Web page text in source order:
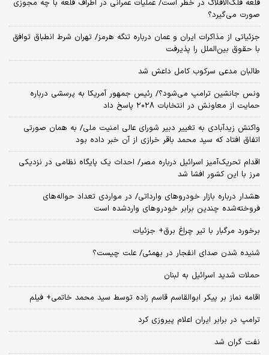
قلعه فلک‌الافلاک در خطر است/ عملیات عمرانی در اطراف قلعه با چه مجوزی
صورت می‌گیرد؟
جزئیاتی از مذاکرات ایران و عمان درباره تنگه هرمز/ تهران شرط انطباق توافق
با حقوق بین‌الملل را پذیرفت
طالبان مدعی سرکوب کامل داعش شد
ونس جانشین ترامپ می‌شود؟/ رئیس جمهور آمریکا به پرسشی درباره
حمایت از معاونش در انتخابات ۲۰۲۸ پاسخ داد
واکنش زیدآبادی به تغییر دبیر شورای عالی امنیت ملی/ به همان صورتی
اتفاق افتاد که سید محمد باقر خرازی از آن خبر داده بود
اقدام تحریک‌آمیز اسرائیل درباره مصر/ احداث یک پایگاه نظامی در نزدیکی
مرز با این کشور افشا شد
هشدار درباره بازار خودروهای وارداتی/ در مواردی تعداد حواله‌های
فروخته‌شده چندین برابر خودروهای واردشده است
برخورد مرگبار با تیر چراغ برق+ جزئیات
شنیده شدن صدای انفجار در بهمئی/ علت چیست؟
حملات شدید اسرائیل به لبنان
اقامه نماز بر پیکر ابوالقاسم قاسم زاده توسط سید محمد خاتمی+ فیلم
ترامپ در برابر ایران اعلام پیروزی کرد
نفت گران شد